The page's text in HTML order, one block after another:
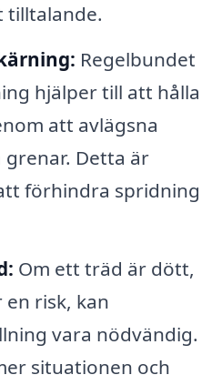
tilltalande.
Regelbundet
hjälper till att hålla
att avlägsna
grenar. Detta är
förhindra spridning
Om ett träd är dött,
risk, kan
vara nödvändig.
situationen och